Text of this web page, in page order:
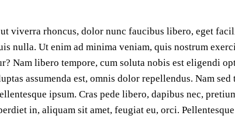
viverra rhoncus, dolor nunc faucibus libero, eget
nulla. Ut enim ad minima veniam, quis nostrum
Nam libero tempore, cum soluta nobis est eligendi
assumenda est, omnis dolor repellendus. Nam sed
ipsum. Cras pede libero, dapibus nec,
in, aliquam sit amet, feugiat eu, orci.